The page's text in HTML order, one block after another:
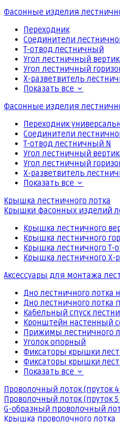
Фасонные изделия
Переходник
Соединители
Т-отвод лестничный
Угол лестничный
Угол лестничный
Х-разветвитель
Показать все
Фасонные изделия
Переходник
Соединители
Т-отвод лестничный N
Угол лестничный
Угол лестничный
Х-разветвитель
Показать все
Крышка лестничного лотка
Крышки фасонных изделий
Крышка лестничного
Крышка лестничного
Крышка лестничного Т-
Крышка лестничного Х-
Аксессуары для монтажа
Дно лестничного лотка
Дно лестничного лотка
Кабельный спуск
Кронштейн настенный
Прижимы лестничного
Уголок опорный
Фиксаторы крышки
Фиксаторы крышки
Показать все
Проволочный лоток (пруток
Проволочный лоток (пруток
G-образный проволочный
Крышка проволочного лотка